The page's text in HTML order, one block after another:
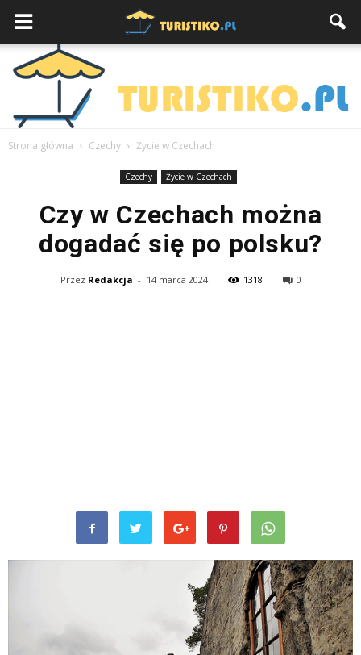
Strona główna Czechy Życie w Czechach
Czechy Życie w Czechach
Czy w Czechach można
dogadać się po polsku?
Przez Redakcja - 14 marca 2024 1318 0